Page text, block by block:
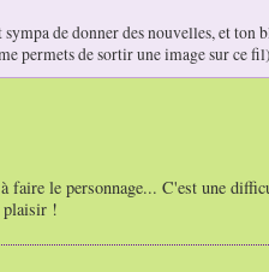
de donner des nouvelles, et ton
permets de sortir une image sur ce
faire le personnage... C'est une
plaisir !